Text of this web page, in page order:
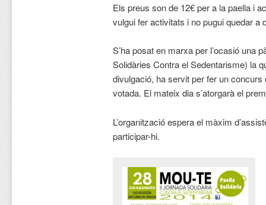
Els preus son de 12€ per a la paella i
vulgui fer activitats i no pugui quedar a
S’ha posat en marxa per l’ocasió una
Solidàries Contra el Sedentarisme) la
divulgació, ha servit per fer un
votada. El mateix dia s’atorgarà el
L’organització espera el màxim
participar-hi.